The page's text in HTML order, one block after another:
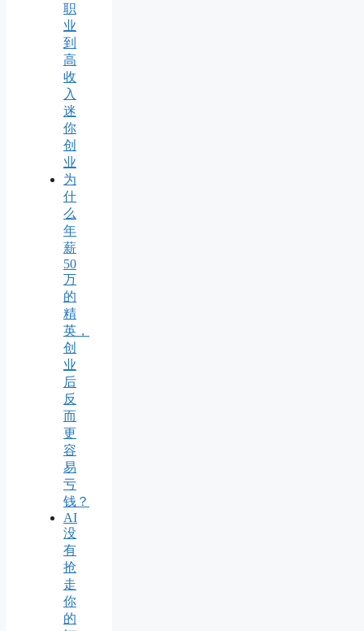
职
业
到
高
收
入
迷
你
创
业
为
什
么
年
薪
50
万
的
精
英，
创
业
后
反
而
更
容
易
亏
钱？
AI
没
有
抢
走
你
的